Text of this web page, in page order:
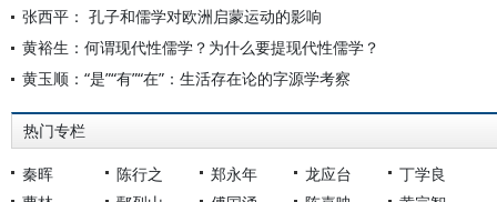
张西平： 孔子和儒学对欧洲启蒙运动的影响
黄裕生：何谓现代性儒学？为什么要提现代性儒学？
黄玉顺：“是”“有”“在”：生活存在论的字源学考察
热门专栏
秦晖 陈行之 郑永年 龙应台
丁学良